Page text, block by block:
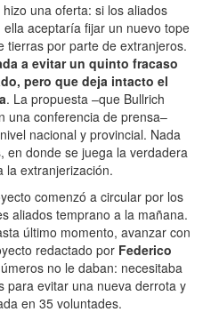
una oferta: si los aliados
aceptaría fijar un nuevo tope
tierras por parte de extranjeros.
a evitar un quinto fracaso
pero que deja intacto el
. La propuesta –que Bullrich
una conferencia de prensa–
nacional y provincial. Nada
en donde se juega la verdadera
la extranjerización.
comenzó a circular por los
aliados temprano a la mañana.
último momento, avanzar con
redactado por Federico
no le daban: necesitaba
para evitar una nueva derrota y
en 35 voluntades.